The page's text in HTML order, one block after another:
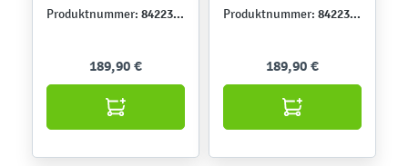
Produktnummer: 842230-11
189,90 €
Produktnummer: 842230-10
189,90 €